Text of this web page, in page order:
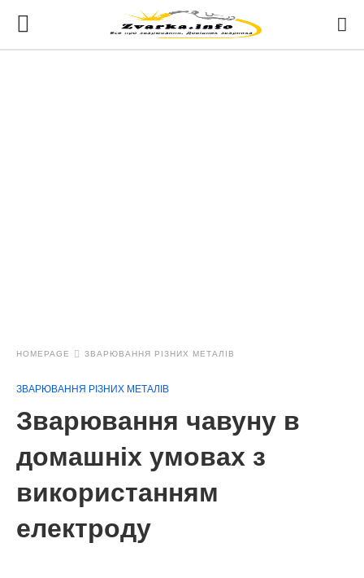
HOMEPAGE ЗВАРЮВАННЯ РІЗНИХ МЕТАЛІВ
ЗВАРЮВАННЯ РІЗНИХ МЕТАЛІВ
Зварювання чавуну в
домашніх умовах з
використанням
електроду